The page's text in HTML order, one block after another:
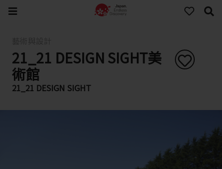
21_21 DESIGN SIGHT美
術館
21_21 DESIGN SIGHT